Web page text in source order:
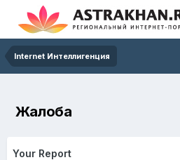
Internet Интеллигенция
Жалоба
Your Report